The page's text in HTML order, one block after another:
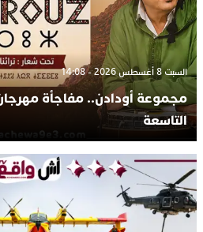
السبت 8 أغسطس 2026 - 14:08
مجموعة أودادن.. مفاجأة
التاسعة